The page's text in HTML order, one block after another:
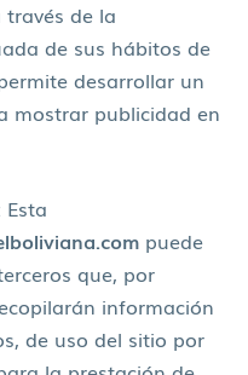
de la
de sus hábitos de
desarrollar un
mostrar publicidad en
Esta
puede
que, por
información
de uso del sitio por